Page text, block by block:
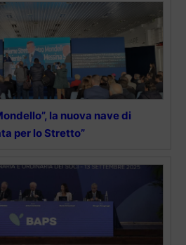
la nuova nave di
per lo Stretto”